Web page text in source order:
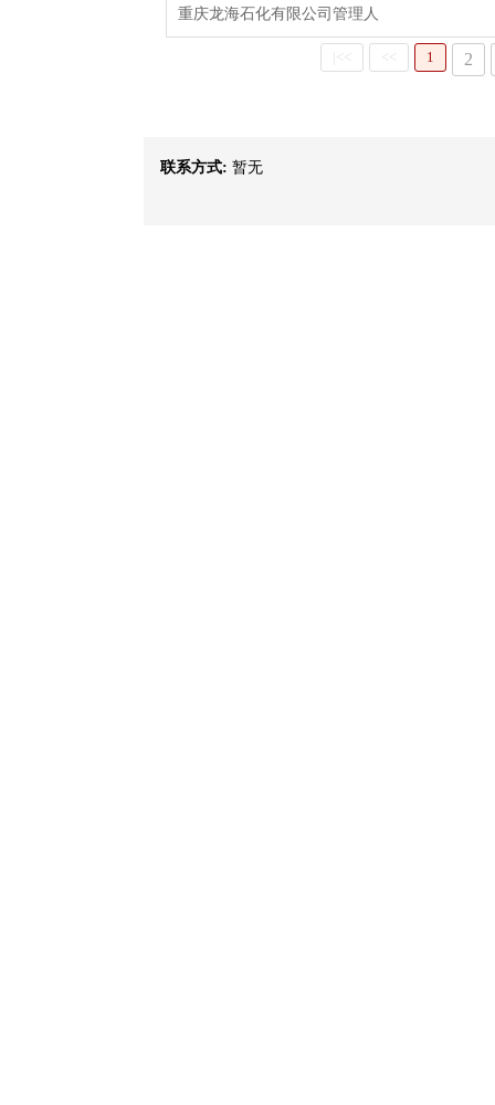
重庆龙海石化有限公司管理人
|<< << 1 2
联系方式: 暂无